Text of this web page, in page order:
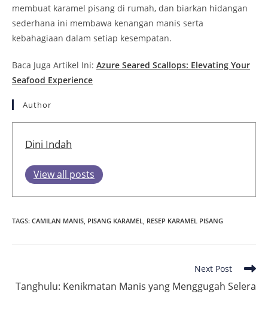
membuat karamel pisang di rumah, dan biarkan hidangan
sederhana ini membawa kenangan manis serta
kebahagiaan dalam setiap kesempatan.
Baca Juga Artikel Ini: Azure Seared Scallops: Elevating Your
Seafood Experience
Author
Dini Indah
View all posts
TAGS: CAMILAN MANIS, PISANG KARAMEL, RESEP KARAMEL PISANG
articles
Next Post
Tanghulu: Kenikmatan Manis yang Menggugah Selera